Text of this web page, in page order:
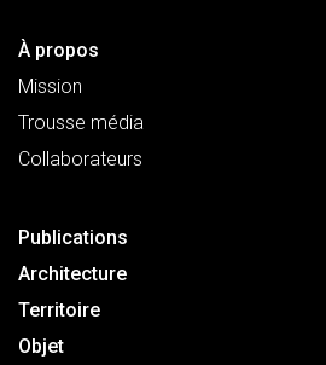
À propos
Mission
Trousse média
Collaborateurs
Publications
Architecture
Territoire
Objet